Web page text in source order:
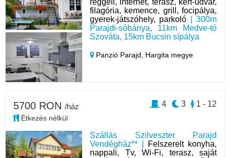
reggeli, internet, terasz, kert-udvar,
filagória, kemence, grill, focipálya,
gyerek-játszóhely, parkoló | 300m
Parajdi-sóbánya, 11km Medve-tó
Szováta, 15km Bucsin sípálya
Panzió Parajd, Hargita megye
Szállás Szilveszter Parajd
Vendégház** |
Felszerelt konyha,
nappali, Tv, Wi-Fi, terasz, saját
5700 RON /ház
Étkezés nélkül
1 - 12
3
4